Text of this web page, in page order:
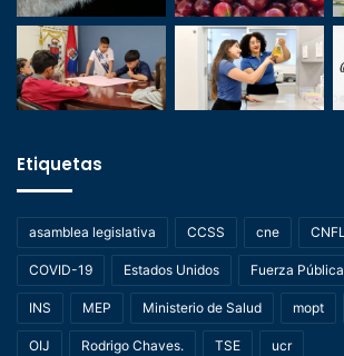
Etiquetas
asamblea legislativa CCSS cne CNFL
COVID-19 Estados Unidos Fuerza Pública
INS MEP Ministerio de Salud mopt
OIJ Rodrigo Chaves. TSE ucr